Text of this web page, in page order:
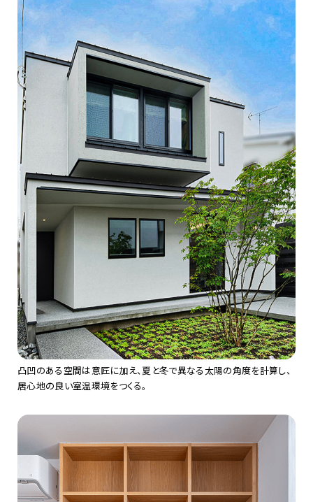
凸凹のある空間は意匠に加え、夏と冬で異なる太陽の角度を計算し、
居心地の良い室温環境をつくる。​